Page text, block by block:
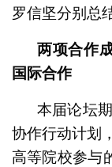
罗信坚分别总
两项合作
国际合作
本届论坛
协作行动计划
高等院校参与